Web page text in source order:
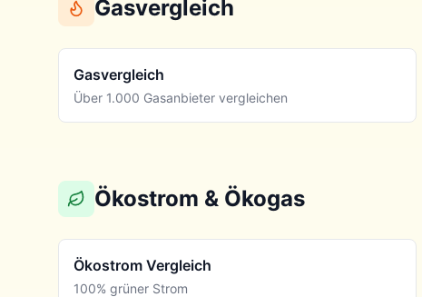
Gasvergleich
Gasvergleich
Über 1.000 Gasanbieter vergleichen
Ökostrom & Ökogas
Ökostrom Vergleich
100% grüner Strom